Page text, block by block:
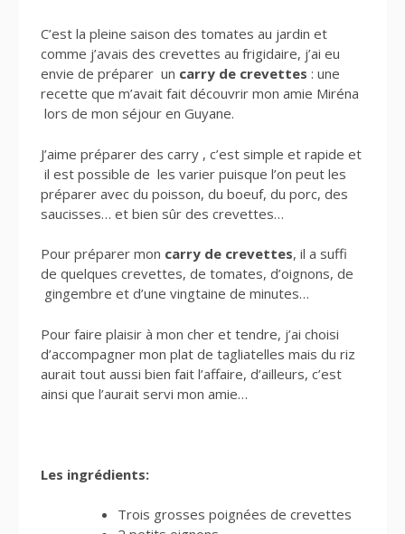
C’est la pleine saison des tomates au jardin et
comme j’avais des crevettes au frigidaire, j’ai eu
envie de préparer un carry de crevettes : une
recette que m’avait fait découvrir mon amie Miréna
lors de mon séjour en Guyane.
J’aime préparer des carry , c’est simple et rapide et
il est possible de les varier puisque l’on peut les
préparer avec du poisson, du boeuf, du porc, des
saucisses… et bien sûr des crevettes…
Pour préparer mon carry de crevettes, il a suffi
de quelques crevettes, de tomates, d’oignons, de
gingembre et d’une vingtaine de minutes…
Pour faire plaisir à mon cher et tendre, j’ai choisi
d’accompagner mon plat de tagliatelles mais du riz
aurait tout aussi bien fait l’affaire, d’ailleurs, c’est
ainsi que l’aurait servi mon amie…
Les ingrédients:
Trois grosses poignées de crevettes